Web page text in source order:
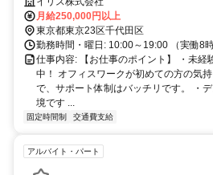
月給250,000円以上
東京都東京23区千代田区
勤務時間・曜日: 10:00～19:00 （実働8時
仕事内容: 【お仕事のポイント】 ・未経
中！ オフィスワークが初めての方の気
で、サポート体制はバッチリです。 ・
境です ...
固定時間制 交通費支給
アルバイト・パート